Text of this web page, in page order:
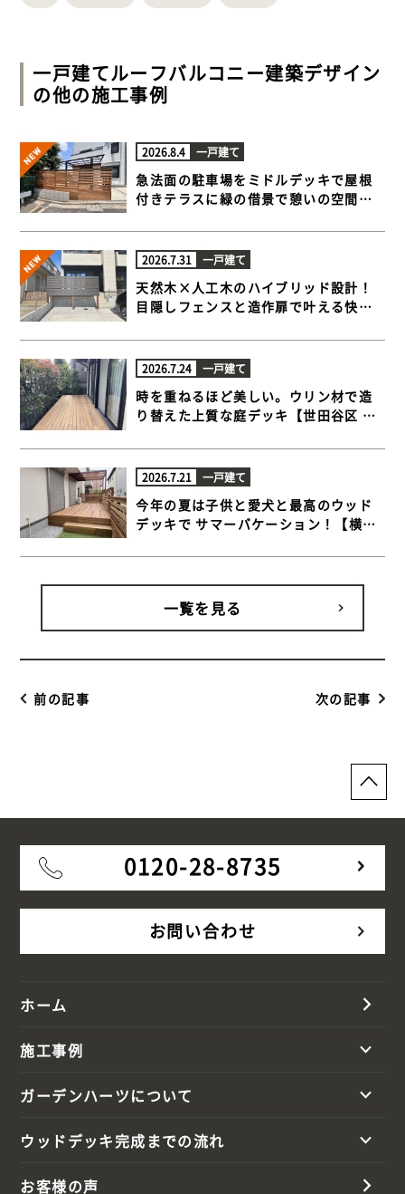
一戸建てルーフバルコニー建築デザイン
の他の施工事例
2026.8.4 一戸建て
急法面の駐車場をミドルデッキで屋根
付きテラスに緑の借景で憩いの空間が
デッキ】
2026.7.31 一戸建て
天然木×人工木のハイブリッド設計！
目隠しフェンスと造作扉で叶える快適
ドデッキ】
2026.7.24 一戸建て
時を重ねるほど美しい。ウリン材で造
り替えた上質な庭デッキ【世田谷区 一
2026.7.21 一戸建て
今年の夏は子供と愛犬と最高のウッド
デッキで サマーバケーション！【横浜
一覧を見る
前の記事 次の記事
0120-28-8735
お問い合わせ
ホーム
施工事例
ガーデンハーツについて
ウッドデッキ完成までの流れ
お客様の声